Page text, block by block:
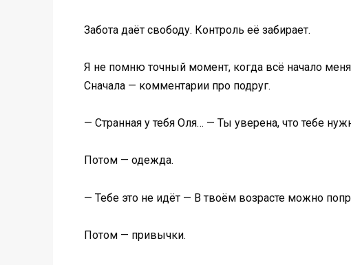
Забота даёт свободу. Контроль её забирает.
Я не помню точный момент, когда всё начало
Сначала — комментарии про подруг.
— Странная у тебя Оля… — Ты уверена, что тебе
Потом — одежда.
— Тебе это не идёт — В твоём возрасте можно
Потом — привычки.